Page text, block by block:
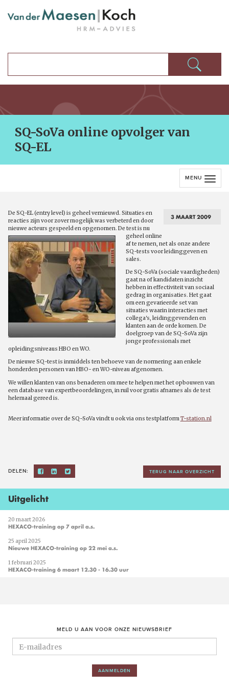
SQ-SoVa online opvolger van
SQ-EL
MENU
Uitgelicht
20 maart 2026
HEXACO-training op 7 april a.s.
25 april 2025
Nieuwe HEXACO-training op 22 mei a.s.
1 februari 2025
HEXACO-training 6 maart 12.30 - 16.30 uur
3 MAART 2009
De SQ-EL (entry level) is geheel vernieuwd. Situaties en
reacties zijn voor zover mogelijk was verbeterd en door
nieuwe acteurs gespeeld en opgenomen. De test is nu
geheel online
af te nemen, net als onze andere
SQ-tests voor leidinggeven en
sales.
De SQ-SoVa (sociale vaardigheden)
gaat na of kandidaten inzicht
hebben in effectiviteit van sociaal
gedrag in organisaties. Het gaat
om een gevarieerde set van
situaties waarin interacties met
collega's, leidinggevenden en
klanten aan de orde komen. De
doelgroep van de SQ-SoVa zijn
jonge professionals met
opleidingsniveaus HBO en WO.
De nieuwe SQ-test is inmiddels ten behoeve van de normering aan enkele
honderden personen van HBO- en WO-niveau afgenomen.
We willen klanten van ons benaderen om mee te helpen met het opbouwen van
een database van expertbeoordelingen, in ruil voor gratis afnames als de test
helemaal gereed is.
Meer informatie over de SQ-SoVa vindt u ook via ons testplatformT-station.nl
DELEN: TERUG NAAR OVERZICHT
MELD U AAN VOOR ONZE NIEUWSBRIEF
AANMELDEN